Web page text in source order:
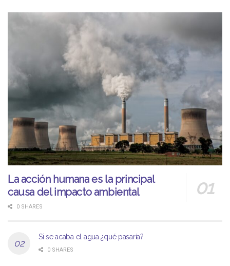
La acción humana es la principal
causa del impacto ambiental
0 SHARES
Si se acaba el agua ¿qué pasaría?
0 SHARES